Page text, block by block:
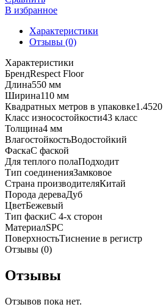
Respect
2303
Дуб
Светлый
В избранное
Характеристики
Отзывы (0)
Характеристики
БрендRespect Floor
Длина550 мм
Ширина110 мм
Квадратных метров в упаковке1.4520
Класс износостойкости43 класс
Толщина4 мм
ВлагостойкостьВодостойкий
ФаскаС фаской
Для теплого полаПодходит
Тип соединенияЗамковое
Страна производителяКитай
Порода дереваДуб
ЦветБежевый
Тип фаскиС 4-х сторон
МатериалSPC
ПоверхностьТиснение в регистр
Отзывы (0)
Отзывы
Отзывов пока нет.